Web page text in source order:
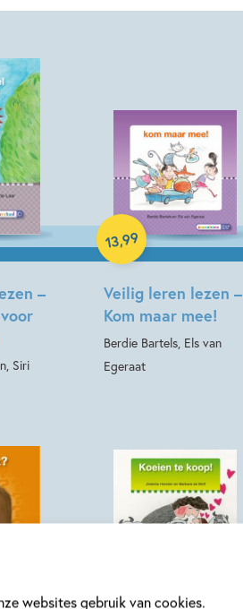
websites gebruik van cookies.
–
Siri
Veilig leren lezen –
Kom maar mee!
Berdie Bartels, Els van
Egeraat
13,99
Hardcover